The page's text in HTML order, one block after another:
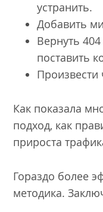
устранить.
Добавить
Вернуть
поставить
Произвести
Как показала
подход, как
прироста
Гораздо более
методика.